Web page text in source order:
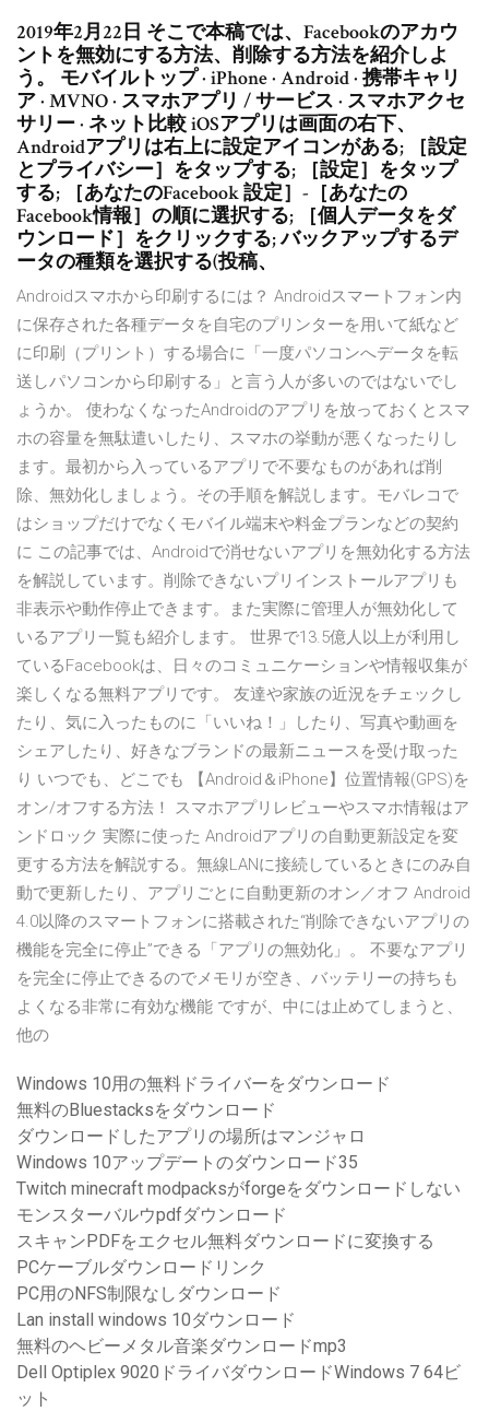
2019年2月22日 そこで本稿では、Facebookのアカウ
ントを無効にする方法、削除する方法を紹介しよ
う。 モバイルトップ · iPhone · Android · 携帯キャリ
ア · MVNO · スマホアプリ / サービス · スマホアクセ
サリー · ネット比較 iOSアプリは画面の右下、
Androidアプリは右上に設定アイコンがある; ［設定
とプライバシー］をタップする; ［設定］をタップ
する; ［あなたのFacebook 設定］-［あなたの
Facebook情報］の順に選択する; ［個人データをダ
ウンロード］をクリックする; バックアップするデ
ータの種類を選択する(投稿、
Androidスマホから印刷するには？ Androidスマートフォン内
に保存された各種データを自宅のプリンターを用いて紙など
に印刷（プリント）する場合に「一度パソコンへデータを転
送しパソコンから印刷する」と言う人が多いのではないでし
ょうか。 使わなくなったAndroidのアプリを放っておくとスマ
ホの容量を無駄遣いしたり、スマホの挙動が悪くなったりし
ます。最初から入っているアプリで不要なものがあれば削
除、無効化しましょう。その手順を解説します。モバレコで
はショップだけでなくモバイル端末や料金プランなどの契約
に この記事では、Androidで消せないアプリを無効化する方法
を解説しています。削除できないプリインストールアプリも
非表示や動作停止できます。また実際に管理人が無効化して
いるアプリ一覧も紹介します。 世界で13.5億人以上が利用し
ているFacebookは、日々のコミュニケーションや情報収集が
楽しくなる無料アプリです。 友達や家族の近況をチェックし
たり、気に入ったものに「いいね！」したり、写真や動画を
シェアしたり、好きなブランドの最新ニュースを受け取った
り いつでも、どこでも 【Android＆iPhone】位置情報(GPS)を
オン/オフする方法！ スマホアプリレビューやスマホ情報はア
ンドロック 実際に使った Androidアプリの自動更新設定を変
更する方法を解説する。無線LANに接続しているときにのみ自
動で更新したり、アプリごとに自動更新のオン／オフ Android
4.0以降のスマートフォンに搭載された“削除できないアプリの
機能を完全に停止”できる「アプリの無効化」。 不要なアプリ
を完全に停止できるのでメモリが空き、バッテリーの持ちも
よくなる非常に有効な機能 ですが、中には止めてしまうと、
他の
Windows 10用の無料ドライバーをダウンロード
無料のBluestacksをダウンロード
ダウンロードしたアプリの場所はマンジャロ
Windows 10アップデートのダウンロード35
Twitch minecraft modpacksがforgeをダウンロードしない
モンスターバルウpdfダウンロード
スキャンPDFをエクセル無料ダウンロードに変換する
PCケーブルダウンロードリンク
PC用のNFS制限なしダウンロード
Lan install windows 10ダウンロード
無料のヘビーメタル音楽ダウンロードmp3
Dell Optiplex 9020ドライバダウンロードWindows 7 64ビ
ット